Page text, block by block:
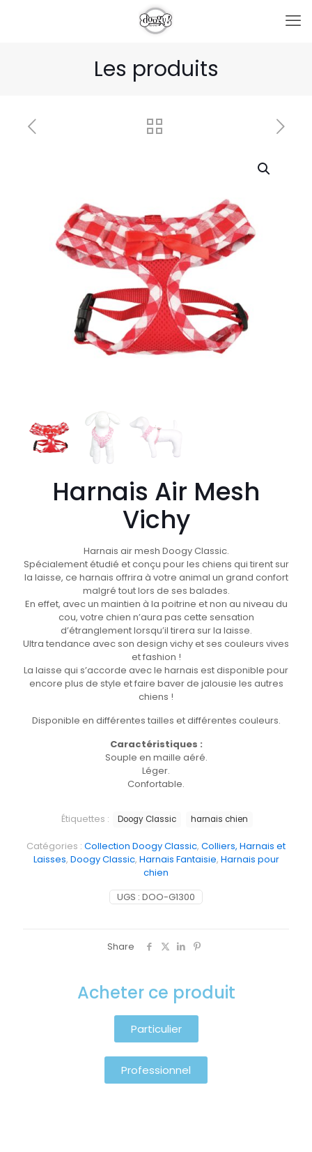
Les produits
Harnais Air Mesh
Vichy
Harnais air mesh Doogy Classic.
Spécialement étudié et conçu pour les chiens qui tirent sur
la laisse, ce harnais offrira à votre animal un grand confort
malgré tout lors de ses balades.
En effet, avec un maintien à la poitrine et non au niveau du
cou, votre chien n’aura pas cette sensation
d’étranglement lorsqu’il tirera sur la laisse.
Ultra tendance avec son design vichy et ses couleurs vives
et fashion !
La laisse qui s’accorde avec le harnais est disponible pour
encore plus de style et faire baver de jalousie les autres
chiens !
Disponible en différentes tailles et différentes couleurs.
Caractéristiques :
Souple en maille aéré.
Léger.
Confortable.
UGS : DOO-G1300
Catégories : Collection Doogy Classic, Colliers, Harnais et
Laisses, Doogy Classic, Harnais Fantaisie, Harnais pour
chien
Étiquettes : Doogy Classic harnais chien
Share
Acheter ce produit
Particulier
Professionnel